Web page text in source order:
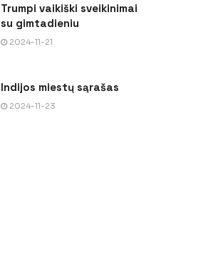
Trumpi vaikiški sveikinimai
su gimtadieniu
2024-11-21
Indijos miestų sąrašas
2024-11-23